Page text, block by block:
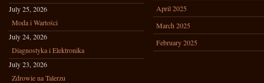
July 25, 2026
Moda i Wartości
July 24, 2026
Diagnostyka i Elektronika
July 23, 2026
Zdrowie na Talerzu
April 2025
March 2025
February 2025